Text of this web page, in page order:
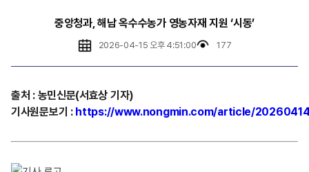
중앙청과, 해남 옥수수농가 영농자재 지원 ‘시동’
2026-04-15 오후 4:51:00 177
출처 : 농민신문(서효상 기자)
기사원문보기 : https://www.nongmin.com/article/